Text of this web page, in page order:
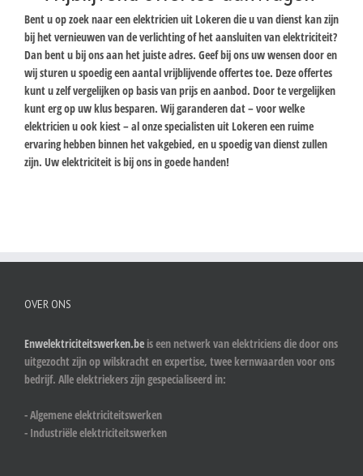
Bent u op zoek naar een elektricien uit Lokeren die u van dienst kan zijn
bij het vernieuwen van de verlichting of het aansluiten van elektriciteit?
Dan bent u bij ons aan het juiste adres. Geef bij ons uw wensen door en
wij sturen u spoedig een aantal vrijblijvende offertes toe. Deze offertes
kunt u zelf vergelijken op basis van prijs en aanbod. Door te vergelijken
kunt erg op uw klus besparen. Wij garanderen dat – voor welke
elektricien u ook kiest – al onze specialisten uit Lokeren een ruime
ervaring hebben binnen het vakgebied, en u spoedig van dienst zullen
zijn. Uw elektriciteit is bij ons in goede handen!
OVER ONS
Enwelektriciteitswerken.be is een netwerk van elektriciens die door ons
uitgezocht zijn op wilskracht en expertise, twee kernwaarden voor ons
bedrijf. Alle elektriekers zijn gespecialiseerd in:
- Algemene elektriciteitswerken
- Industriële elektriciteitswerken